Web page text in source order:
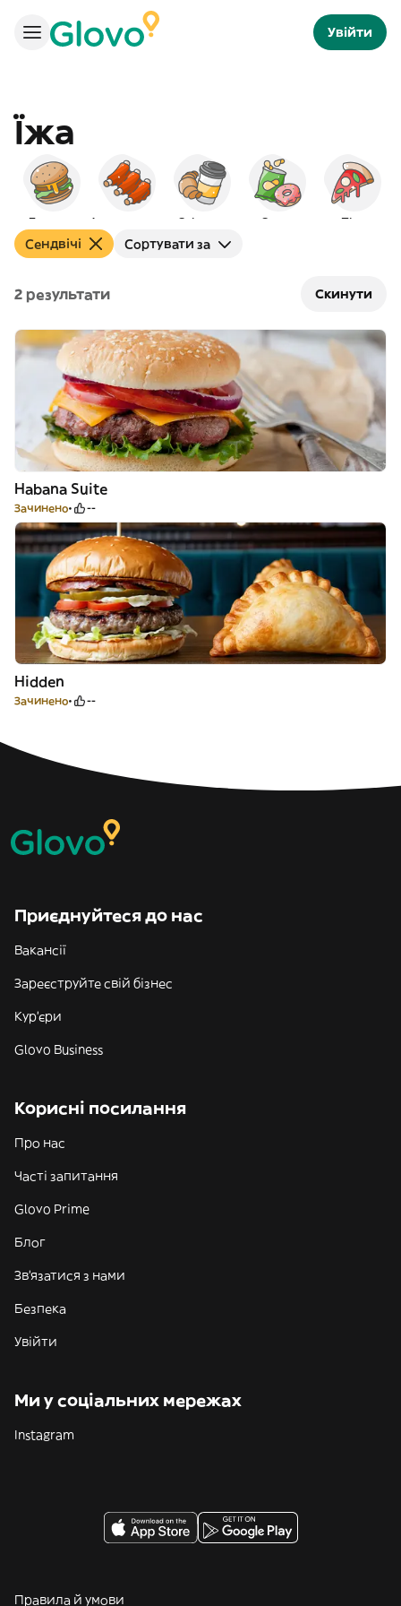
Увійти
Їжа
Бургери Сніданок Снеки Піца
Сендвічі Сортувати за
2 результати Скинути
Habana Suite
Зачинено --
Hidden
Зачинено --
Приєднуйтеся до нас
Вакансії
Зареєструйте свій бізнес
Кур'єри
Glovo Business
Корисні посилання
Про нас
Часті запитання
Glovo Prime
Блог
Зв'язатися з нами
Безпека
Увійти
Ми у соціальних мережах
Instagram
Правила й умови